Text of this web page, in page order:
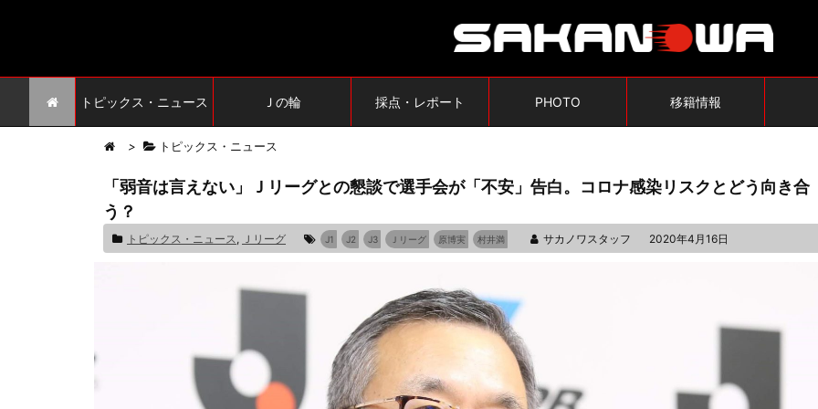
トピックス・ニュース Ｊの輪 採点・レポート PHOTO 移籍情報
> トピックス・ニュース
「弱音は言えない」Ｊリーグとの懇談で選手会が「不安」告白。コロナ感染リスクとどう向き合
う？
トピックス・ニュース, Ｊリーグ J1 J2 J3 Ｊリーグ 原博実 村井満 サカノワスタッフ 2020年4月16日